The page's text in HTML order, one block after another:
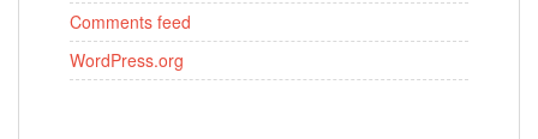
Comments feed
WordPress.org